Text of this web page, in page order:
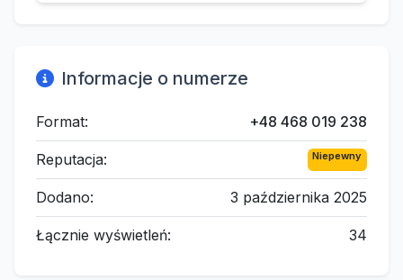
Informacje o numerze
Format: +48 468 019 238
Reputacja: Niepewny
Dodano: 3 października 2025
Łącznie wyświetleń: 34